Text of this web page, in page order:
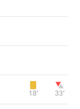
18‎’‎ 33‎’‎